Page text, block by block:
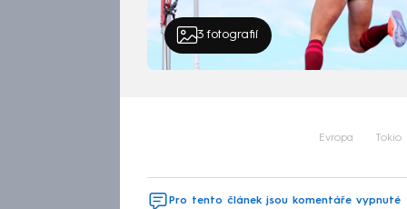
3 fotografií
Evropa Tokio
Pro tento článek jsou komentáře vypnuté